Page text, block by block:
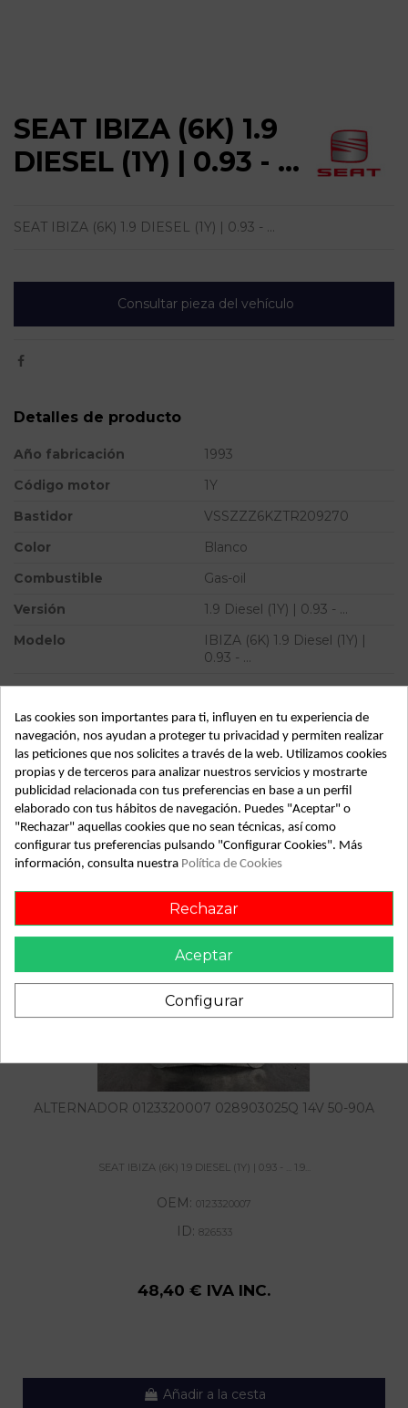
SEAT IBIZA (6K) 1.9
DIESEL (1Y) | 0.93 - ...
SEAT IBIZA (6K) 1.9 DIESEL (1Y) | 0.93 - ...
Consultar pieza del vehículo
Detalles de producto
Año fabricación
1993
Código motor
1Y
Bastidor
VSSZZZ6KZTR209270
Color
Blanco
Combustible
Gas-oil
Versión
1.9 Diesel (1Y) | 0.93 - ...
Modelo
IBIZA (6K) 1.9 Diesel (1Y) |
0.93 - ...
Descripción
SEAT IBIZA (6K) 1.9 DIESEL (1Y) | 0.93 - ... 1.9 DIESEL (1Y) |
0.93 - ... seat ibiza (6k) 1.9 diesel (1y) | 0.93 - ... del año 1993
También podría gustarte
ALTERNADOR 0123320007 028903025Q 14V 50-90A
SEAT IBIZA (6K) 1.9 DIESEL (1Y) | 0.93 - ... 1.9...
OEM: 0123320007
ID: 826533
48,40 € IVA INC.
Añadir a la cesta
Las cookies son importantes para ti, influyen en tu experiencia de
navegación, nos ayudan a proteger tu privacidad y permiten realizar
las peticiones que nos solicites a través de la web. Utilizamos cookies
propias y de terceros para analizar nuestros servicios y mostrarte
publicidad relacionada con tus preferencias en base a un perfil
elaborado con tus hábitos de navegación. Puedes "Aceptar" o
"Rechazar" aquellas cookies que no sean técnicas, así como
configurar tus preferencias pulsando "Configurar Cookies". Más
información, consulta nuestra Política de Cookies
Rechazar
Aceptar
Configurar